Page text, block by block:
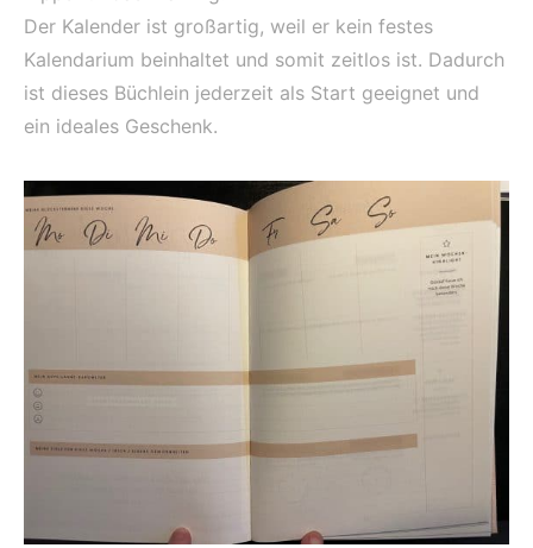
Der Kalender ist großartig, weil er kein festes
Kalendarium beinhaltet und somit zeitlos ist. Dadurch
ist dieses Büchlein jederzeit als Start geeignet und
ein ideales Geschenk.